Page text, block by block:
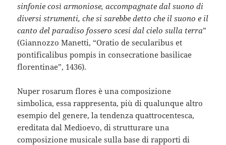
sinfonie così armoniose, accompagnate dal suono di
diversi strumenti, che si sarebbe detto che il suono e il
canto del paradiso fossero scesi dal cielo sulla terra”
(Giannozzo Manetti, “Oratio de secularibus et
pontificalibus pompis in consecratione basilicae
florentinae”, 1436).
Nuper rosarum flores è una composizione
simbolica, essa rappresenta, più di qualunque altro
esempio del genere, la tendenza quattrocentesca,
ereditata dal Medioevo, di strutturare una
composizione musicale sulla base di rapporti di